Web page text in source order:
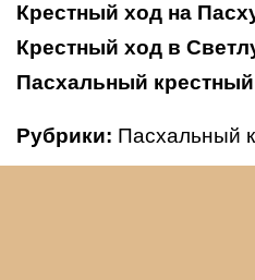
Крестный ход на
Крестный ход в
Пасхальный
Рубрики: Пасхальный